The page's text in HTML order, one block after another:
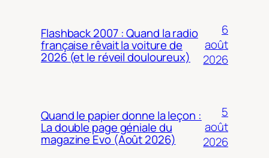
Flashback 2007 : Quand la radio
française rêvait la voiture de
2026 (et le réveil douloureux)
6
août
2026
Quand le papier donne la leçon :
La double page géniale du
magazine Evo (Août 2026)
5
août
2026